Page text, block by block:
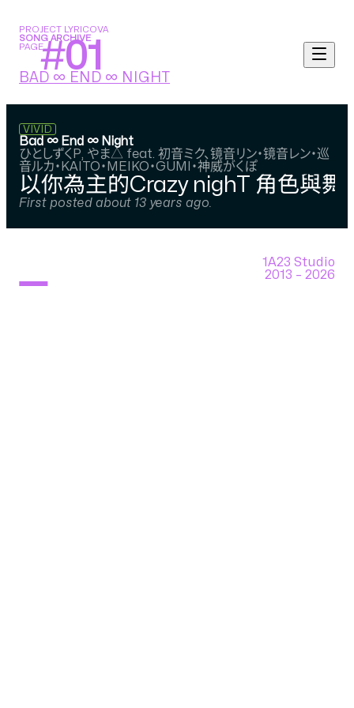
PROJECT LYRICOVA
SONG ARCHIVE
PAGE#01
BAD ∞ END ∞ NIGHT
Bad ∞ End ∞ Night
ひとしずくP, やま△ feat. 初音ミク、镜音リン・镜音レン・巡
音ルカ・KAITO・MEIKO・GUMI・神威がくぽ
VIVID
以你為主的Crazy nighT 角色與舞
First posted about 13 years ago.
1A23 Studio
2013 – 2026